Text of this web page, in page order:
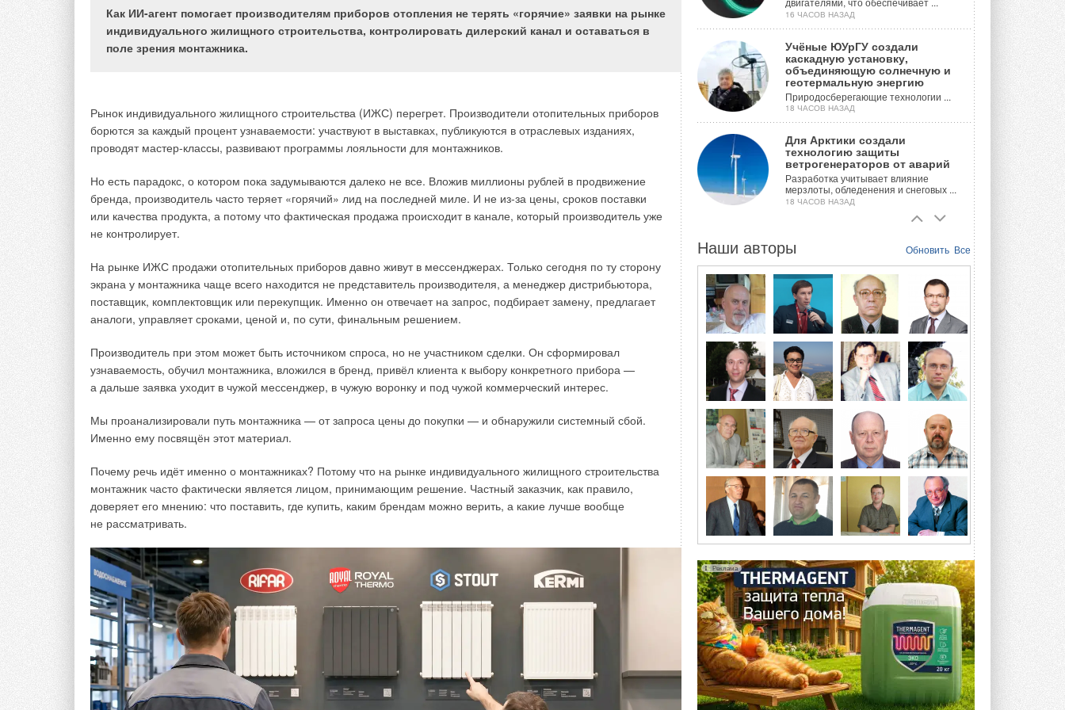
Как ИИ-агент помогает производителям приборов отопления не терять «горячие» заявки на рынке
индивидуального жилищного строительства, контролировать дилерский канал и оставаться в
поле зрения монтажника.
Рынок индивидуального жилищного строительства (ИЖС) перегрет. Производители отопительных приборов
борются за каждый процент узнаваемости: участвуют в выставках, публикуются в отраслевых изданиях,
проводят мастер-классы, развивают программы лояльности для монтажников.
Но есть парадокс, о котором пока задумываются далеко не все. Вложив миллионы рублей в продвижение
бренда, производитель часто теряет «горячий» лид на последней миле. И не из-за цены, сроков поставки
или качества продукта, а потому что фактическая продажа происходит в канале, который производитель уже
не контролирует.
На рынке ИЖС продажи отопительных приборов давно живут в мессенджерах. Только сегодня по ту сторону
экрана у монтажника чаще всего находится не представитель производителя, а менеджер дистрибьютора,
поставщик, комплектовщик или перекупщик. Именно он отвечает на запрос, подбирает замену, предлагает
аналоги, управляет сроками, ценой и, по сути, финальным решением.
Производитель при этом может быть источником спроса, но не участником сделки. Он сформировал
узнаваемость, обучил монтажника, вложился в бренд, привёл клиента к выбору конкретного прибора —
а дальше заявка уходит в чужой мессенджер, в чужую воронку и под чужой коммерческий интерес.
Мы проанализировали путь монтажника — от запроса цены до покупки — и обнаружили системный сбой.
Именно ему посвящён этот материал.
Почему речь идёт именно о монтажниках? Потому что на рынке индивидуального жилищного строительства
монтажник часто фактически является лицом, принимающим решение. Частный заказчик, как правило,
доверяет его мнению: что поставить, где купить, каким брендам можно верить, а какие лучше вообще
не рассматривать.
16 ЧАСОВ НАЗАД
Учёные ЮУрГУ создали
каскадную установку,
объединяющую солнечную и
геотермальную энергию
Природосберегающие технологии ...
18 ЧАСОВ НАЗАД
Для Арктики создали
технологию защиты
ветрогенераторов от аварий
Разработка учитывает влияние
мерзлоты, обледенения и снеговых ...
18 ЧАСОВ НАЗАД
с одним общим испарителем
конструкцию двухисточникового ...
ВЧЕРА
21-й ежегодный форум
«ЦОД-2026»
Мероприятие пройдет 2-3 сентября в
отеле Radisson Slavyanskaya. Форум
посетит более двух тысяч участников ...
ВЧЕРА
Китайская Shenling представила
линейку тепловых насосов
«воздух-вода» на R290
Серия ThermaX R290 All-In-One
включает три модели ...
4 АВГУСТА 2026
Тепловые насосы в связке с
солнечной генерацией и
накопителем снижают
потребление на 60%
Исследователи из Италии установили ...
4 АВГУСТА 2026
«РУСКЛИМАТ Fest 2026» в Уфе
собрал свыше 700 профи
климатической отрасли
Организатором выступил торгово-
производственный холдинг ...
3 АВГУСТА 2026
«Датарк» испытал модульный
Обновить Все
Наши авторы
Реклама
Бургвиц , студент (бакалавриат), НИУ МГСУ
предсказательного обслуживания закрытой
предиктивного обслуживания отопительной системы
многоэтажного жилого дома. Составлена матрица
приоритизации обслуживания оборудования отопительной
системы. Реализованная система может применяться
Ключевые слова: предиктивное обслуживание,
отопительные системы, инженерные системы,
автоматизированное управление, технологическая схема
отопительной системы, алгоритмы обработки данных,
анализ систем отопления, отопление жилых зданий,
систем.
This article presents the implementation of a predictive
maintenance is compiled. The implemented system can be
applied in practice when upgrading existing heating systems and
constructing new ones.
processing algorithms, heating system analysis, residential
heating, research into effective utility system maintenance
measures.
Производственные процессы всегда сопровождаются всевозможными поломками, принуждающими
останавливать производство на время устранения неисправностей. Чем более комплексным является
ремонт или замена оборудования, тем дороже обходится их проведение, тем дольше простой производства
и, соответственно, больше финансовые потери. На современном производстве для предотвращения